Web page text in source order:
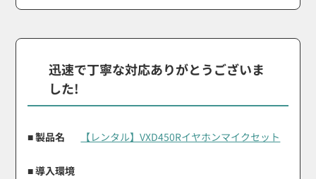
迅速で丁寧な対応ありがとうございま
した!
■ 製品名 【レンタル】VXD450Rイヤホンマイクセット
■ 導入環境